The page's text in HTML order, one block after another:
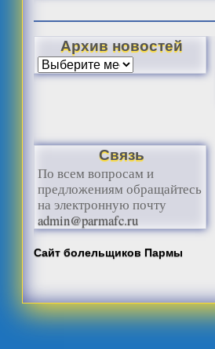
Архив новостей
Связь
По всем вопросам и
предложениям обращайтесь
на электронную почту
admin@parmafc.ru
Сайт болельщиков Пармы